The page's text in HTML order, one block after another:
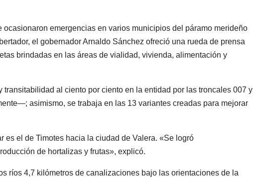
emergencias en varios municipios del páramo merideño
el gobernador Arnaldo Sánchez ofreció una rueda de prensa
brindadas en las áreas de vialidad, vivienda, alimentación y
al ciento por ciento en la entidad por las troncales 007 y
asimismo, se trabaja en las 13 variantes creadas para mejorar
es el de Timotes hacia la ciudad de Valera. «Se logró
de hortalizas y frutas», explicó.
ríos 4,7 kilómetros de canalizaciones bajo las orientaciones de la